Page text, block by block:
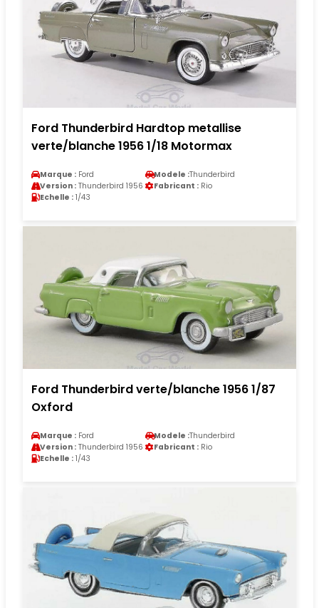
Ford Thunderbird Hardtop metallise
verte/blanche 1956 1/18 Motormax
Marque : Ford Modele :Thunderbird
Version : Thunderbird 1956 Fabricant : Rio
Echelle : 1/43
Ford Thunderbird verte/blanche 1956 1/87
Oxford
Marque : Ford Modele :Thunderbird
Version : Thunderbird 1956 Fabricant : Rio
Echelle : 1/43